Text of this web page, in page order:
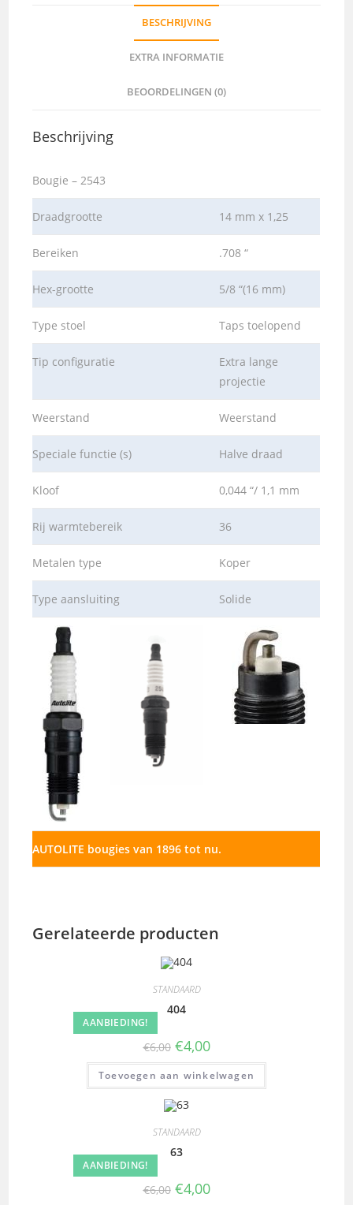
BESCHRIJVING
EXTRA INFORMATIE
BEOORDELINGEN (0)
Beschrijving
Bougie – 2543
Draadgrootte 14 mm x 1,25
Bereiken .708 “
Hex-grootte 5/8 “(16 mm)
Type stoel Taps toelopend
Tip configuratie
Extra lange
projectie
Weerstand Weerstand
Speciale functie (s) Halve draad
Kloof 0,044 “/ 1,1 mm
Rij warmtebereik 36
Metalen type Koper
Type aansluiting Solide
AUTOLITE bougies van 1896 tot nu.
Gerelateerde producten
AANBIEDING!
STANDAARD
404
€6,00 €4,00
Toevoegen aan winkelwagen
AANBIEDING!
STANDAARD
63
€6,00 €4,00